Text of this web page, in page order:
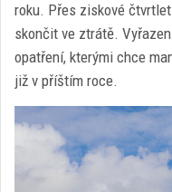
roku. Přes ziskové
skončit ve ztrátě.
opatření, kterými chce
již v příštím roce.